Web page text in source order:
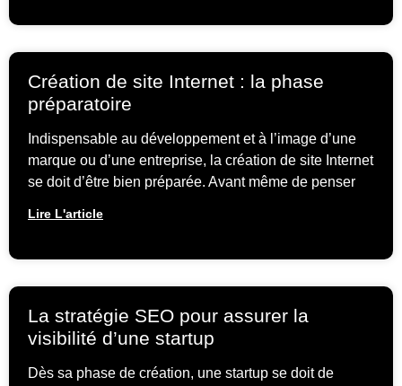
Création de site Internet : la phase
préparatoire
Indispensable au développement et à l’image d’une
marque ou d’une entreprise, la création de site Internet
se doit d’être bien préparée. Avant même de penser
Lire L'article
La stratégie SEO pour assurer la
visibilité d’une startup
Dès sa phase de création, une startup se doit de